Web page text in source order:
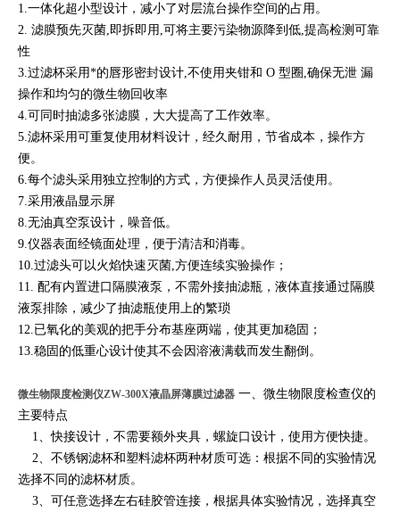
1.一体化超小型设计，减小了对层流台操作空间的占用。
2. 滤膜预先灭菌,即拆即用,可将主要污染物源降到低,提高检测可靠
性
3.过滤杯采用*的唇形密封设计,不使用夹钳和 O 型圈,确保无泄 漏
操作和均匀的微生物回收率
4.可同时抽滤多张滤膜，大大提高了工作效率。
5.滤杯采用可重复使用材料设计，经久耐用，节省成本，操作方
便。
6.每个滤头采用独立控制的方式，方便操作人员灵活使用。
7.采用液晶显示屏
8.无油真空泵设计，噪音低。
9.仪器表面经镜面处理，便于清洁和消毒。
10.过滤头可以火焰快速灭菌,方便连续实验操作；
11. 配有内置进口隔膜液泵，不需外接抽滤瓶，液体直接通过隔膜
液泵排除，减少了抽滤瓶使用上的繁琐
12.已氧化的美观的把手分布基座两端，使其更加稳固；
13.稳固的低重心设计使其不会因溶液满载而发生翻倒。
微生物限度检测仪ZW-300X液晶屏薄膜过滤器 一、微生物限度检查仪的
主要特点
1、快接设计，不需要额外夹具，螺旋口设计，使用方便快捷。
2、不锈钢滤杯和塑料滤杯两种材质可选：根据不同的实验情况
选择不同的滤杯材质。
3、可任意选择左右硅胶管连接，根据具体实验情况，选择真空